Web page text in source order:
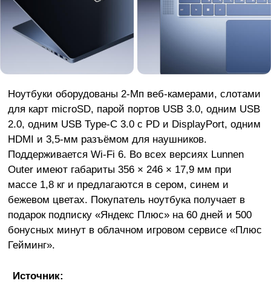
Ноутбуки оборудованы 2-Мп веб-камерами, слотами
для карт microSD, парой портов USB 3.0, одним USB
2.0, одним USB Type-C 3.0 с PD и DisplayPort, одним
HDMI и 3,5-мм разъёмом для наушников.
Поддерживается Wi-Fi 6. Во всех версиях Lunnen
Outer имеют габариты 356 × 246 × 17,9 мм при
массе 1,8 кг и предлагаются в сером, синем и
бежевом цветах. Покупатель ноутбука получает в
подарок подписку «Яндекс Плюс» на 60 дней и 500
бонусных минут в облачном игровом сервисе «Плюс
Гейминг».
Источник: